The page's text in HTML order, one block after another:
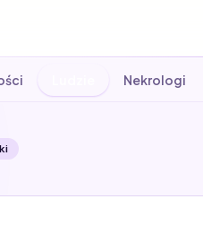
Nekrologi